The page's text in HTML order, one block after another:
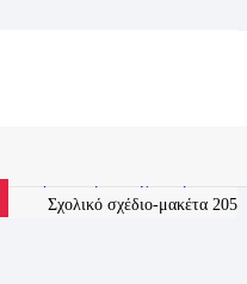
Σχολικό σχέδιο-μακέτα 205